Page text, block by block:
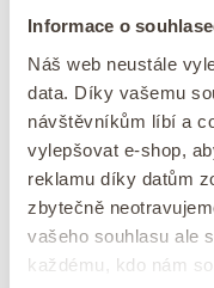
Informace o
Náš web neustále
data. Díky vašemu
návštěvníkům líbí a
vylepšovat e-shop,
reklamu díky datům
zbytečně
vašeho souhlasu ale
každému, kdo nám
mungo
Publikovánodne5. 12.
Jednoduchá, rychlá,
polévka z mungo
recept.